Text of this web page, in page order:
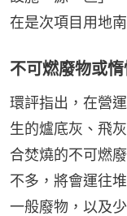
在是次項目用地
不可燃廢物或
環評指出，在營
生的爐底灰、飛
合焚燒的不可燃
不多，將會運往
一般廢物，以及